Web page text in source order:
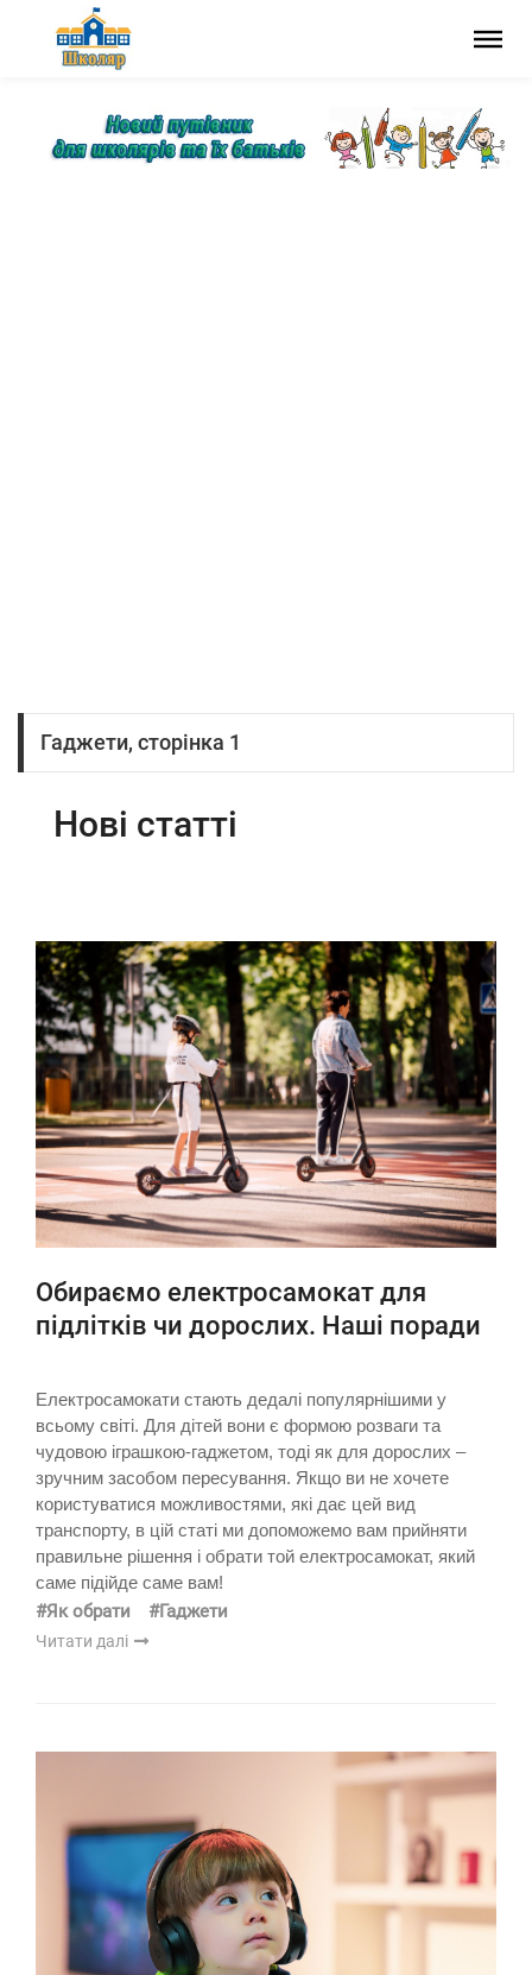
Гаджети, сторінка 1
Нові статті
Обираємо електросамокат для
підлітків чи дорослих. Наші поради
Електросамокати стають дедалі популярнішими у
всьому світі. Для дітей вони є формою розваги та
чудовою іграшкою-гаджетом, тоді як для дорослих –
зручним засобом пересування. Якщо ви не хочете
користуватися можливостями, які дає цей вид
транспорту, в цій статі ми допоможемо вам прийняти
правильне рішення і обрати той електросамокат, який
саме підійде саме вам!
#Як обрати #Гаджети
Читати далі